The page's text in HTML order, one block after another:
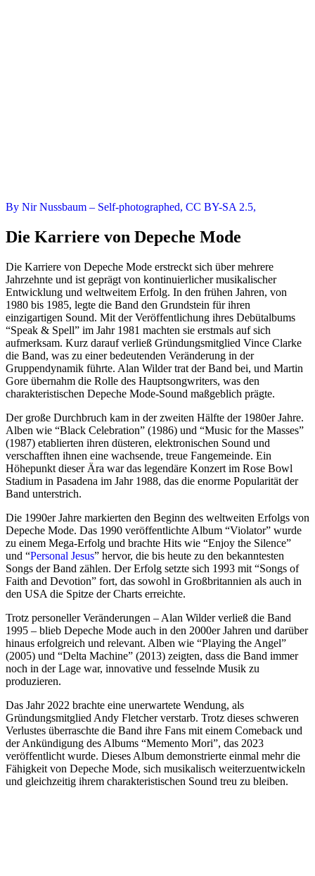
By Nir Nussbaum – Self-photographed, CC BY-SA 2.5,
Die Karriere von Depeche Mode
Die Karriere von Depeche Mode erstreckt sich über mehrere
Jahrzehnte und ist geprägt von kontinuierlicher musikalischer
Entwicklung und weltweitem Erfolg. In den frühen Jahren, von
1980 bis 1985, legte die Band den Grundstein für ihren
einzigartigen Sound. Mit der Veröffentlichung ihres Debütalbums
“Speak & Spell” im Jahr 1981 machten sie erstmals auf sich
aufmerksam. Kurz darauf verließ Gründungsmitglied Vince Clarke
die Band, was zu einer bedeutenden Veränderung in der
Gruppendynamik führte. Alan Wilder trat der Band bei, und Martin
Gore übernahm die Rolle des Hauptsongwriters, was den
charakteristischen Depeche Mode-Sound maßgeblich prägte.
Der große Durchbruch kam in der zweiten Hälfte der 1980er Jahre.
Alben wie “Black Celebration” (1986) und “Music for the Masses”
(1987) etablierten ihren düsteren, elektronischen Sound und
verschafften ihnen eine wachsende, treue Fangemeinde. Ein
Höhepunkt dieser Ära war das legendäre Konzert im Rose Bowl
Stadium in Pasadena im Jahr 1988, das die enorme Popularität der
Band unterstrich.
Die 1990er Jahre markierten den Beginn des weltweiten Erfolgs von
Depeche Mode. Das 1990 veröffentlichte Album “Violator” wurde
zu einem Mega-Erfolg und brachte Hits wie “Enjoy the Silence”
und “Personal Jesus” hervor, die bis heute zu den bekanntesten
Songs der Band zählen. Der Erfolg setzte sich 1993 mit “Songs of
Faith and Devotion” fort, das sowohl in Großbritannien als auch in
den USA die Spitze der Charts erreichte.
Trotz personeller Veränderungen – Alan Wilder verließ die Band
1995 – blieb Depeche Mode auch in den 2000er Jahren und darüber
hinaus erfolgreich und relevant. Alben wie “Playing the Angel”
(2005) und “Delta Machine” (2013) zeigten, dass die Band immer
noch in der Lage war, innovative und fesselnde Musik zu
produzieren.
Das Jahr 2022 brachte eine unerwartete Wendung, als
Gründungsmitglied Andy Fletcher verstarb. Trotz dieses schweren
Verlustes überraschte die Band ihre Fans mit einem Comeback und
der Ankündigung des Albums “Memento Mori”, das 2023
veröffentlicht wurde. Dieses Album demonstrierte einmal mehr die
Fähigkeit von Depeche Mode, sich musikalisch weiterzuentwickeln
und gleichzeitig ihrem charakteristischen Sound treu zu bleiben.